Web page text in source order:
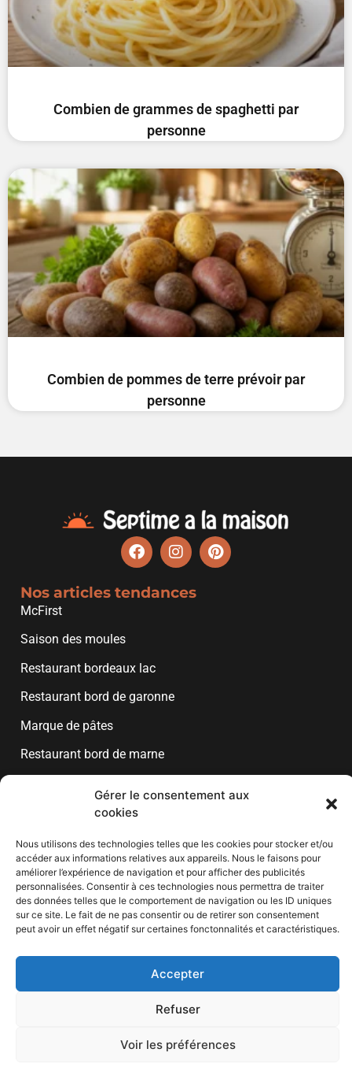
Gérer le consentement aux
cookies
Nous utilisons des technologies telles que les cookies pour stocker et/ou
accéder aux informations relatives aux appareils. Nous le faisons pour
améliorer l’expérience de navigation et pour afficher des publicités
personnalisées. Consentir à ces technologies nous permettra de traiter
des données telles que le comportement de navigation ou les ID uniques
sur ce site. Le fait de ne pas consentir ou de retirer son consentement
peut avoir un effet négatif sur certaines fonctonnalités et caractéristiques.
Accepter
Refuser
Voir les préférences
Combien de grammes de spaghetti par
personne
Combien de pommes de terre prévoir par
personne
Nos articles tendances
McFirst
Saison des moules
Restaurant bordeaux lac
Restaurant bord de garonne
Marque de pâtes
Restaurant bord de marne
Liens utiles
Mentions légales
Plan de site
Politique de cookies (UE)
Contact
Copyright © 2026 Septime A La Maison – Tous droits réservés